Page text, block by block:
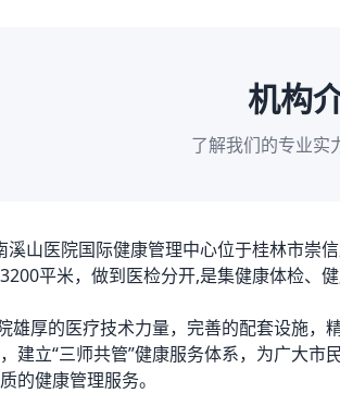
机构
了解我们的专业实
溪山医院国际健康管理中心位于桂林市崇
平米，做到医检分开,是集健康体检、
雄厚的医疗技术力量，完善的配套设施，
建立“三师共管”健康服务体系，为广大市
的健康管理服务。